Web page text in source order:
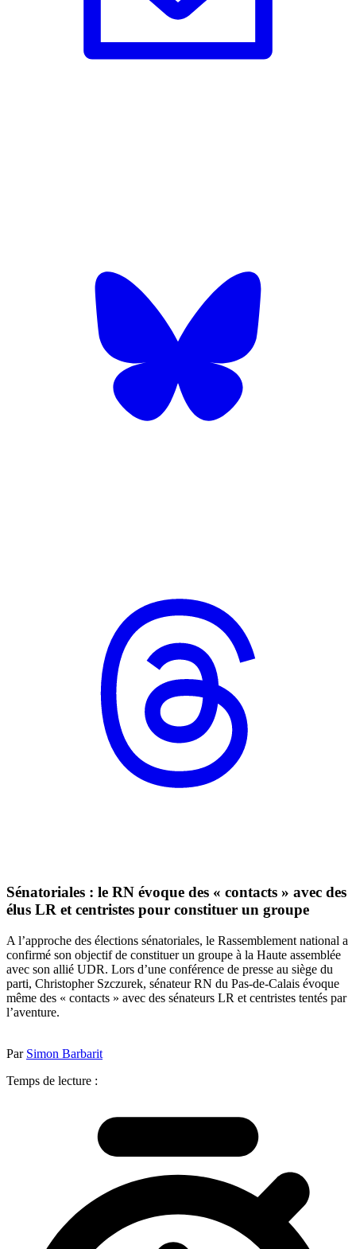
Sénatoriales : le RN évoque des « contacts » avec des
élus LR et centristes pour constituer un groupe
A l’approche des élections sénatoriales, le Rassemblement national a
confirmé son objectif de constituer un groupe à la Haute assemblée
avec son allié UDR. Lors d’une conférence de presse au siège du
parti, Christopher Szczurek, sénateur RN du Pas-de-Calais évoque
même des « contacts » avec des sénateurs LR et centristes tentés par
l’aventure.
Par Simon Barbarit
Temps de lecture :